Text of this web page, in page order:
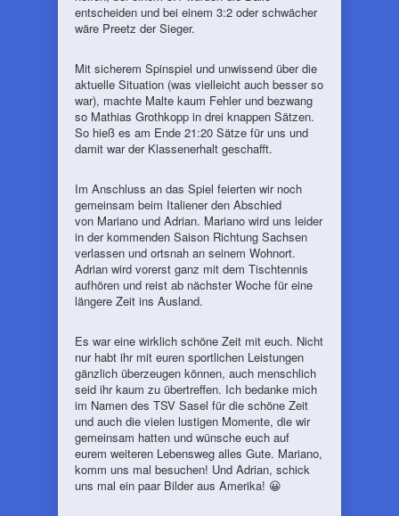
entscheiden und bei einem 3:2 oder schwächer
wäre Preetz der Sieger.
Mit sicherem Spinspiel und unwissend über die
aktuelle Situation (was vielleicht auch besser so
war), machte Malte kaum Fehler und bezwang
so Mathias Grothkopp in drei knappen Sätzen.
So hieß es am Ende 21:20 Sätze für uns und
damit war der Klassenerhalt geschafft.
Im Anschluss an das Spiel feierten wir noch
gemeinsam beim Italiener den Abschied
von Mariano und Adrian. Mariano wird uns leider
in der kommenden Saison Richtung Sachsen
verlassen und ortsnah an seinem Wohnort.
Adrian wird vorerst ganz mit dem Tischtennis
aufhören und reist ab nächster Woche für eine
längere Zeit ins Ausland.
Es war eine wirklich schöne Zeit mit euch. Nicht
nur habt ihr mit euren sportlichen Leistungen
gänzlich überzeugen können, auch menschlich
seid ihr kaum zu übertreffen. Ich bedanke mich
im Namen des TSV Sasel für die schöne Zeit
und auch die vielen lustigen Momente, die wir
gemeinsam hatten und wünsche euch auf
eurem weiteren Lebensweg alles Gute. Mariano,
komm uns mal besuchen! Und Adrian, schick
uns mal ein paar Bilder aus Amerika! 😀